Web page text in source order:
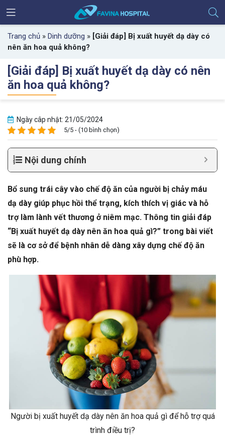
Trang chủ » Dinh dưỡng » [Giải đáp] Bị xuất huyết dạ dày có
nên ăn hoa quả không?
[Giải đáp] Bị xuất huyết dạ dày có nên
ăn hoa quả không?
Ngày câp nhật: 21/05/2024
5/5 - (10 bình chọn)
Nội dung chính
Bổ sung trái cây vào chế độ ăn của người bị chảy máu
dạ dày giúp phục hồi thể trạng, kích thích vị giác và hỗ
trợ làm lành vết thương ở niêm mạc. Thông tin giải đáp
“Bị xuất huyết dạ dày nên ăn hoa quả gì?” trong bài viết
sẽ là cơ sở để bệnh nhân dễ dàng xây dựng chế độ ăn
phù hợp.
Người bị xuất huyết dạ dày nên ăn hoa quả gì để hỗ trợ quá
trình điều trị?